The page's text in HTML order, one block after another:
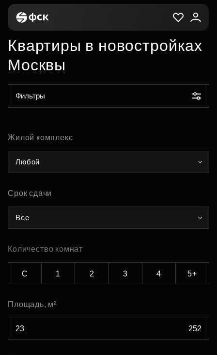
Квартиры в новостройках
Москвы
Фильтры
Жилой комплекс
Любой
Срок сдачи
Все
Количество комнат
С 1 2 3 4 5+
Площадь, м²